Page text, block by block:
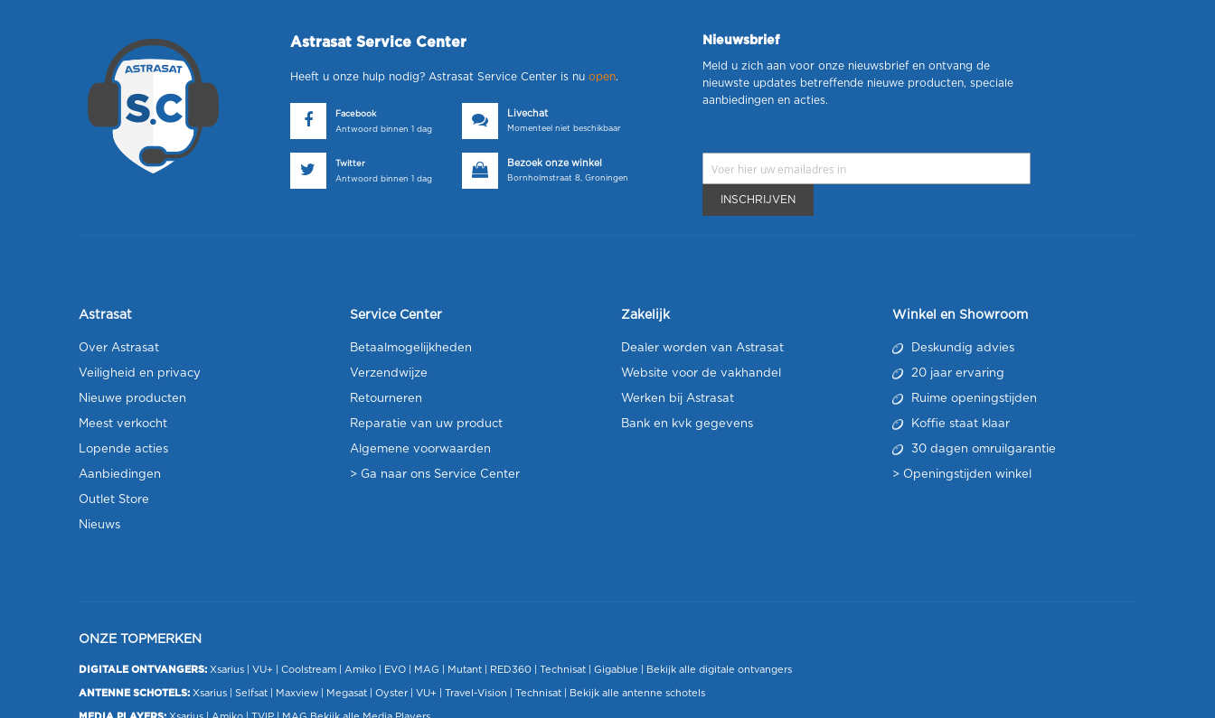
Astrasat Service Center
Heeft u onze hulp nodig? Astrasat Service Center is nu open.
Facebook
Antwoord binnen 1 dag
Livechat
Momenteel niet beschikbaar
Twitter
Antwoord binnen 1 dag
Bezoek onze winkel
Bornholmstraat 8, Groningen
Nieuwsbrief
Meld u zich aan voor onze nieuwsbrief en ontvang de
nieuwste updates betreffende nieuwe producten, speciale
aanbiedingen en acties.
INSCHRIJVEN
Astrasat
Over Astrasat
Veiligheid en privacy
Nieuwe producten
Meest verkocht
Lopende acties
Aanbiedingen
Outlet Store
Nieuws
Service Center
Betaalmogelijkheden
Verzendwijze
Retourneren
Reparatie van uw product
Algemene voorwaarden
> Ga naar ons Service Center
Zakelijk
Dealer worden van Astrasat
Website voor de vakhandel
Werken bij Astrasat
Bank en kvk gegevens
Winkel en Showroom
Deskundig advies
20 jaar ervaring
Ruime openingstijden
Koffie staat klaar
30 dagen omruilgarantie
> Openingstijden winkel
ONZE TOPMERKEN
DIGITALE ONTVANGERS: Xsarius VU+ | Coolstream | Amiko EVO MAG Mutant | RED360 | Technisat Gigablue Bekijk alle digitale ontvangers
ANTENNE SCHOTELS: Xsarius Selfsat Maxview Megasat | Oyster | VU+ Travel-Vision Technisat Bekijk alle antenne schotels